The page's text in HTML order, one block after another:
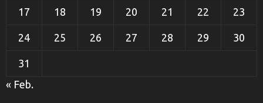
17 18 19 20 21 22 23
24 25 26 27 28 29 30
31
« Feb.